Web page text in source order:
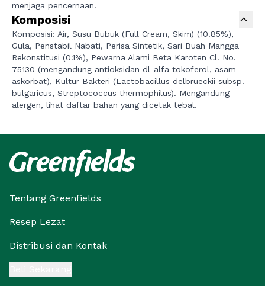
menjaga pencernaan.
Komposisi
Komposisi: Air, Susu Bubuk (Full Cream, Skim) (10.85%),
Gula, Penstabil Nabati, Perisa Sintetik, Sari Buah Mangga
Rekonstitusi (0.1%), Pewarna Alami Beta Karoten Cl. No.
75130 (mengandung antioksidan dl-alfa tokoferol, asam
askorbat), Kultur Bakteri (Lactobacillus delbrueckii subsp.
bulgaricus, Streptococcus thermophilus). Mengandung
alergen, lihat daftar bahan yang dicetak tebal.
Tentang Greenfields
Resep Lezat
Distribusi dan Kontak